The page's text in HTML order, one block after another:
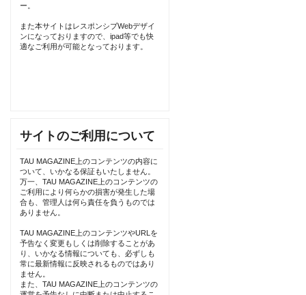
ー。
また本サイトはレスポンシブWebデザイ
ンになっておりますので、ipad等でも快
適なご利用が可能となっております。
サイトのご利用について
TAU MAGAZINE上のコンテンツの内容に
ついて、いかなる保証もいたしません。
万一、TAU MAGAZINE上のコンテンツの
ご利用により何らかの損害が発生した場
合も、管理人は何ら責任を負うものでは
ありません。
TAU MAGAZINE上のコンテンツやURLを
予告なく変更もしくは削除することがあ
り、いかなる情報についても、必ずしも
常に最新情報に反映されるものではあり
ません。
また、TAU MAGAZINE上のコンテンツの